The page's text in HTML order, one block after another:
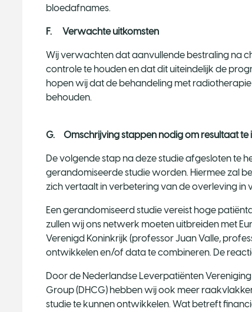
bloedafnames.
F. Verwachte uitkomsten
Wij verwachten dat aanvullende bestraling na
controle te houden en dat dit uiteindelijk de
hopen wij dat de behandeling met
behouden.
G. Omschrijving stappen nodig om resultaat te
De volgende stap na deze studie afgesloten te
gerandomiseerde studie worden. Hiermee zal
zich vertaalt in verbetering van de overleving in
Een gerandomiseerd studie vereist hoge
zullen wij ons netwerk moeten uitbreiden met
Verenigd Koninkrijk (professor Juan Valle,
ontwikkelen en/of data te combineren. De
Door de Nederlandse Leverpatiënten
Group (DHCG) hebben wij ook meer
studie te kunnen ontwikkelen. Wat betreft